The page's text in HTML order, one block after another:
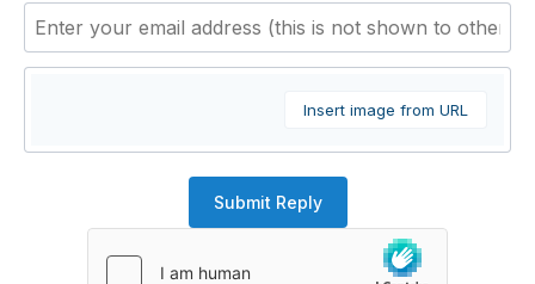
Insert image from URL
Submit Reply